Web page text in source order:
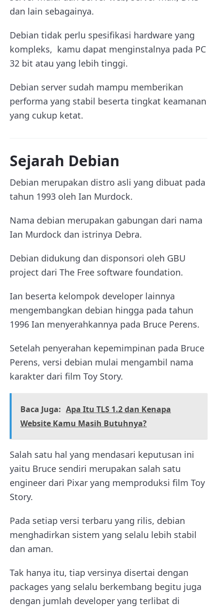
dan lain sebagainya.
Debian tidak perlu spesifikasi hardware yang
kompleks, kamu dapat menginstalnya pada PC
32 bit atau yang lebih tinggi.
Debian server sudah mampu memberikan
performa yang stabil beserta tingkat keamanan
yang cukup ketat.
Sejarah Debian
Debian merupakan distro asli yang dibuat pada
tahun 1993 oleh Ian Murdock.
Nama debian merupakan gabungan dari nama
Ian Murdock dan istrinya Debra.
Debian didukung dan disponsori oleh GBU
project dari The Free software foundation.
Ian beserta kelompok developer lainnya
mengembangkan debian hingga pada tahun
1996 Ian menyerahkannya pada Bruce Perens.
Setelah penyerahan kepemimpinan pada Bruce
Perens, versi debian mulai mengambil nama
karakter dari film Toy Story.
Baca Juga: Apa Itu TLS 1.2 dan Kenapa
Website Kamu Masih Butuhnya?
Salah satu hal yang mendasari keputusan ini
yaitu Bruce sendiri merupakan salah satu
engineer dari Pixar yang memproduksi film Toy
Story.
Pada setiap versi terbaru yang rilis, debian
menghadirkan sistem yang selalu lebih stabil
dan aman.
Tak hanya itu, tiap versinya disertai dengan
packages yang selalu berkembang begitu juga
dengan jumlah developer yang terlibat di